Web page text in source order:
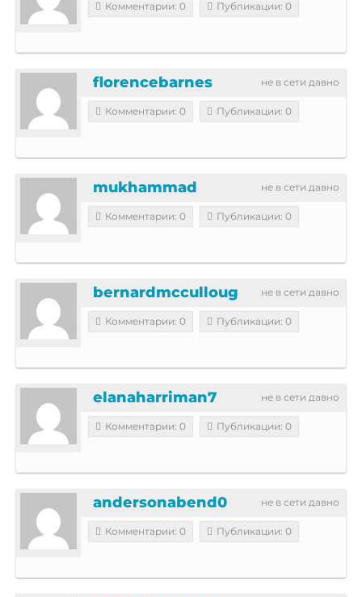
Комментарии: 0 Публикации: 0
не в сети давно
florencebarnes
Комментарии: 0 Публикации: 0
не в сети давно
mukhammad
Комментарии: 0 Публикации: 0
не в сети давно
bernardmcculloug
Комментарии: 0 Публикации: 0
не в сети давно
elanaharriman7
Комментарии: 0 Публикации: 0
не в сети давно
andersonabend0
Комментарии: 0 Публикации: 0